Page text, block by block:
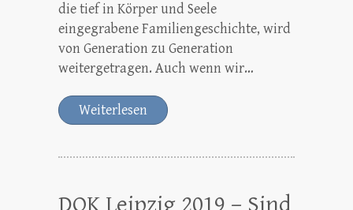
die tief in Körper und Seele
eingegrabene Familiengeschichte, wird
von Generation zu Generation
weitergetragen. Auch wenn wir…
Weiterlesen
DOK Leipzig 2019 – Sind